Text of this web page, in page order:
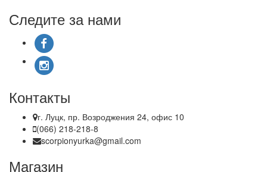
Следите за нами
Контакты
г. Луцк, пр. Возроджения 24, офис 10
(066) 218-218-8
scorpionyurka@gmail.com
Магазин